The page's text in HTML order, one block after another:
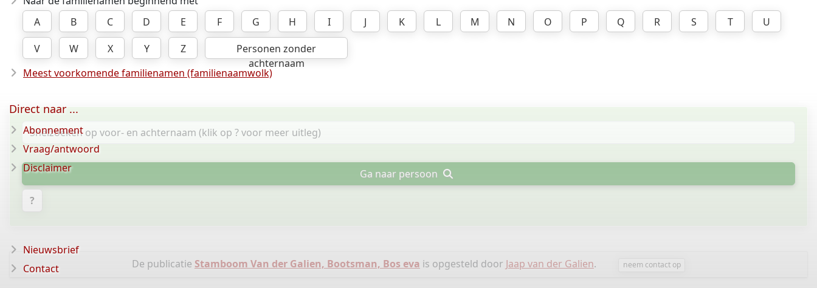
A
B C D E F G H I J K L M N O P Q R S T
U
V
W X Y Z
Personen zonder
achternaam
Meest voorkomende familienamen (familienaamwolk)
Ga naar persoon
?
De publicatie Stamboom Van der Galien, Bootsman, Bos eva is opgesteld door Jaap van der Galien. neem contact op
Direct naar ...
Abonnement
Vraag/antwoord
Disclaimer
Nieuwsbrief
Contact